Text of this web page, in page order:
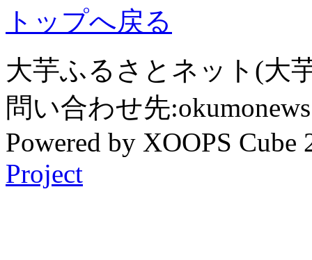
トップへ戻る
大芋ふるさとネット(大
問い合わせ先
Powered by XOOPS
Project